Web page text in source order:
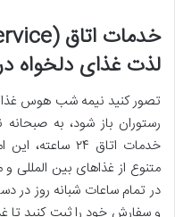
لذت غذای دلخواه
تصور کنید نیمه شب هوس
رستوران باز شود، به صبحانه
خدمات اتاق ۲۴
متنوع از غذاهای بین المللی
در تمام ساعات شبانه روز در